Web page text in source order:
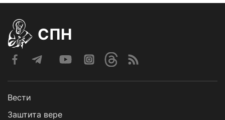
СПН
Вести
Заштита вере